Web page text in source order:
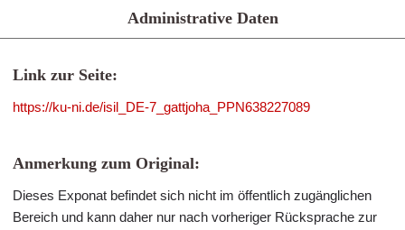
Administrative Daten
Link zur Seite:
https://ku-ni.de/isil_DE-7_gattjoha_PPN638227089
Anmerkung zum Original:
Dieses Exponat befindet sich nicht im öffentlich zugänglichen
Bereich und kann daher nur nach vorheriger Rücksprache zur